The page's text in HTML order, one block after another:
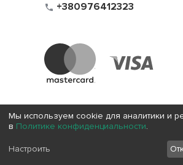
+380976412323
Мы используем cookie для аналитики и
в Политике конфиденциальности.
Настроить